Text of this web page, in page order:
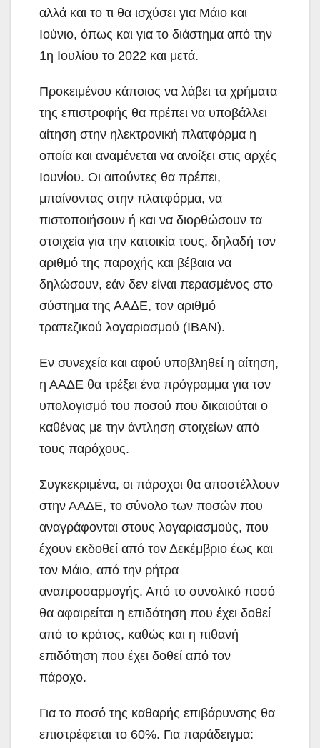
αλλά και το τι θα ισχύσει για Μάιο και
Ιούνιο, όπως και για το διάστημα από την
1η Ιουλίου το 2022 και μετά.
Προκειμένου κάποιος να λάβει τα χρήματα
της επιστροφής θα πρέπει να υποβάλλει
αίτηση στην ηλεκτρονική πλατφόρμα η
οποία και αναμένεται να ανοίξει στις αρχές
Ιουνίου. Οι αιτούντες θα πρέπει,
μπαίνοντας στην πλατφόρμα, να
πιστοποιήσουν ή και να διορθώσουν τα
στοιχεία για την κατοικία τους, δηλαδή τον
αριθμό της παροχής και βέβαια να
δηλώσουν, εάν δεν είναι περασμένος στο
σύστημα της ΑΑΔΕ, τον αριθμό
τραπεζικού λογαριασμού (IBAN).
Εν συνεχεία και αφού υποβληθεί η αίτηση,
η ΑΑΔΕ θα τρέξει ένα πρόγραμμα για τον
υπολογισμό του ποσού που δικαιούται ο
καθένας με την άντληση στοιχείων από
τους παρόχους.
Συγκεκριμένα, οι πάροχοι θα αποστέλλουν
στην ΑΑΔΕ, το σύνολο των ποσών που
αναγράφονται στους λογαριασμούς, που
έχουν εκδοθεί από τον Δεκέμβριο έως και
τον Μάιο, από την ρήτρα
αναπροσαρμογής. Από το συνολικό ποσό
θα αφαιρείται η επιδότηση που έχει δοθεί
από το κράτος, καθώς και η πιθανή
επιδότηση που έχει δοθεί από τον
πάροχο.
Για το ποσό της καθαρής επιβάρυνσης θα
επιστρέφεται το 60%. Για παράδειγμα: